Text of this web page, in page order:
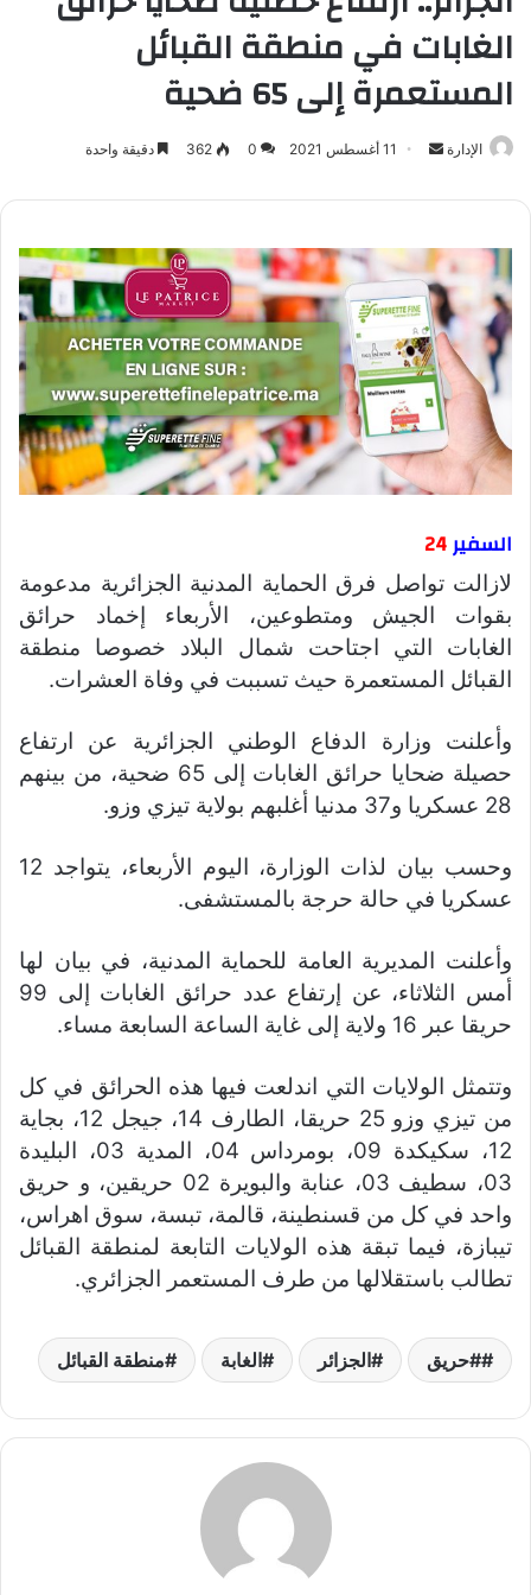
الغابات في منطقة القبائل
المستعمرة إلى 65 ضحية
الإدارة
أرسل
إلكترونيا
11 أغسطس 2021 0
362 دقيقة واحدة
السفير24
لازالت تواصل فرق الحماية المدنية الجزائرية مدعومة
بقوات الجيش ومتطوعين، الأربعاء إخماد حرائق
الغابات التي اجتاحت شمال البلاد خصوصا منطقة
القبائل المستعمرة حيث تسببت في وفاة العشرات.
وأعلنت وزارة الدفاع الوطني الجزائرية عن ارتفاع
حصيلة ضحايا حرائق الغابات إلى 65 ضحية، من بينهم
28 عسكريا و37 مدنيا أغلبهم بولاية تيزي وزو.
وحسب بيان لذات الوزارة، اليوم الأربعاء، يتواجد 12
عسكريا في حالة حرجة بالمستشفى.
وأعلنت المديرية العامة للحماية المدنية، في بيان لها
أمس الثلاثاء، عن إرتفاع عدد ‎حرائق الغابات إلى 99
حريقا عبر 16 ولاية إلى غاية الساعة السابعة مساء.
وتتمثل الولايات التي اندلعت فيها هذه الحرائق في كل
من تيزي وزو 25 حريقا، الطارف 14، جيجل 12، بجاية
12، سكيكدة 09، بومرداس 04، المدية 03، البليدة
03، سطيف 03، عنابة والبويرة 02 حريقين، و حريق
واحد في كل من قسنطينة، قالمة، تبسة، سوق اهراس،
تيبازة، فيما تبقة هذه الولايات التابعة لمنطقة القبائل
تطالب باستقلالها من طرف المستعمر الجزائري.
#حريق الجزائر الغابة منطقة القبائل